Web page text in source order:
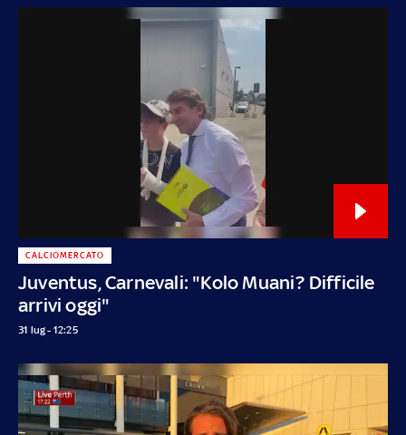
Juventus, Carnevali: "Kolo Muani? Difficile
arrivi oggi"
CALCIOMERCATO
31 lug - 12:25